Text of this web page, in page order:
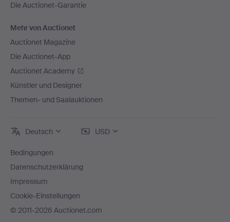
Die Auctionet-Garantie
Mehr von Auctionet
Auctionet Magazine
Die Auctionet-App
Auctionet Academy
Künstler und Designer
Themen- und Saalauktionen
Deutsch USD
Bedingungen
Datenschutzerklärung
Impressum
Cookie-Einstellungen
© 2011-2026 Auctionet.com